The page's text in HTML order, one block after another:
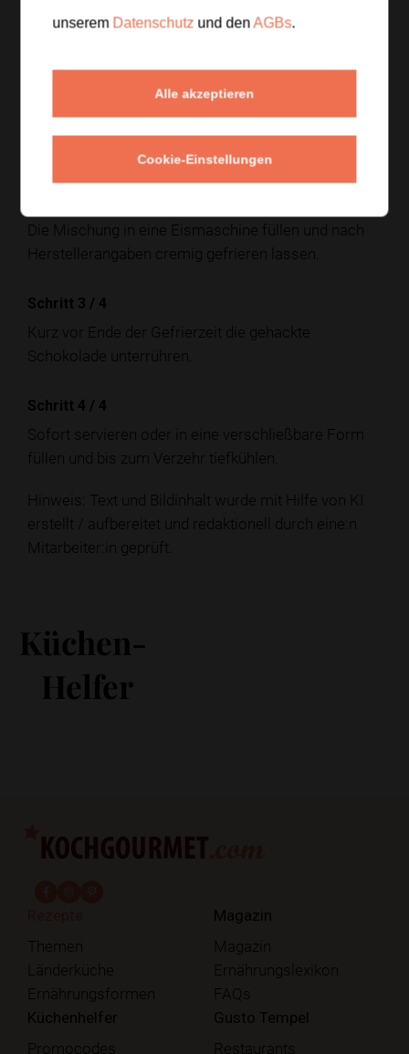
Schritt 1/4
Minze und nach Belieben Matchapulver in einem
Wunsch die Masse durch ein feines Sieb streichen.
Die Mischung in eine Eismaschine füllen und nach
Herstellerangaben cremig gefrieren lassen.
Schritt 3 / 4
Kurz vor Ende der Gefrierzeit die gehackte
Schokolade unterrühren.
Schritt 4 / 4
Sofort servieren oder in eine verschließbare Form
füllen und bis zum Verzehr tiefkühlen.
Hinweis: Text und Bildinhalt wurde mit Hilfe von KI
erstellt / aufbereitet und redaktionell durch eine:n
Mitarbeiter:in geprüft.
Küchen-
Helfer
Themen
Länderküche
Ernährungsformen
Magazin
Magazin
Ernährungslexikon
FAQs
Küchenhelfer
Promocodes
Gusto Tempel
Restaurants
unserem Datenschutz und denAGBs.
Alle akzeptieren
Cookie-Einstellungen